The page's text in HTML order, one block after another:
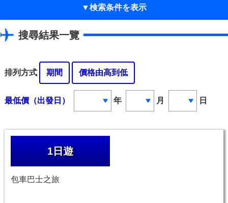
搜尋結果一覽
排列方式 期間 價格由高到低
最低價（出發日） 年 月 日
1日遊
包車巴士之旅